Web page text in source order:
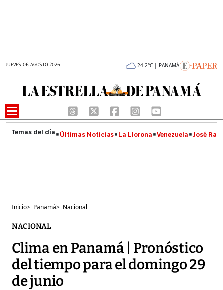
JUEVES 06 AGOSTO 2026 24.2°C | PANAMÁ
Últimas Noticias La Llorona Venezuela José
Inicio> Panamá> Nacional
NACIONAL
Clima en Panamá | Pronóstico
del tiempo para el domingo 29
de junio